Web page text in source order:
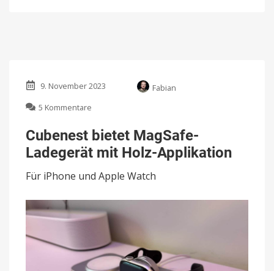
9. November 2023
Fabian
5 Kommentare
bietet
MagSafe-
Ladegerät
Holz-
Cubenest bietet MagSafe-
Ladegerät mit Holz-Applikation
Für iPhone und Apple Watch